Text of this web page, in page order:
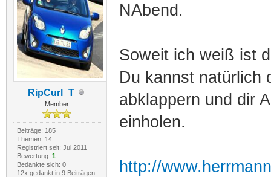
RipCurl_T
Member
Beiträge: 185
Themen: 14
Registriert seit: Jul 2011
Bewertung: 1
Bedankte sich: 0
12x gedankt in 9 Beiträgen
NAbend.
Soweit ich weiß ist
Du kannst natürlich
abklappern und dir
einholen.
http://